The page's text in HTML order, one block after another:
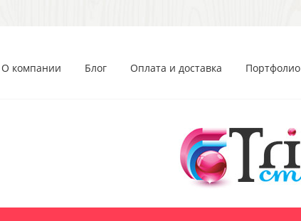
О компании Блог Оплата и доставка Портфолио